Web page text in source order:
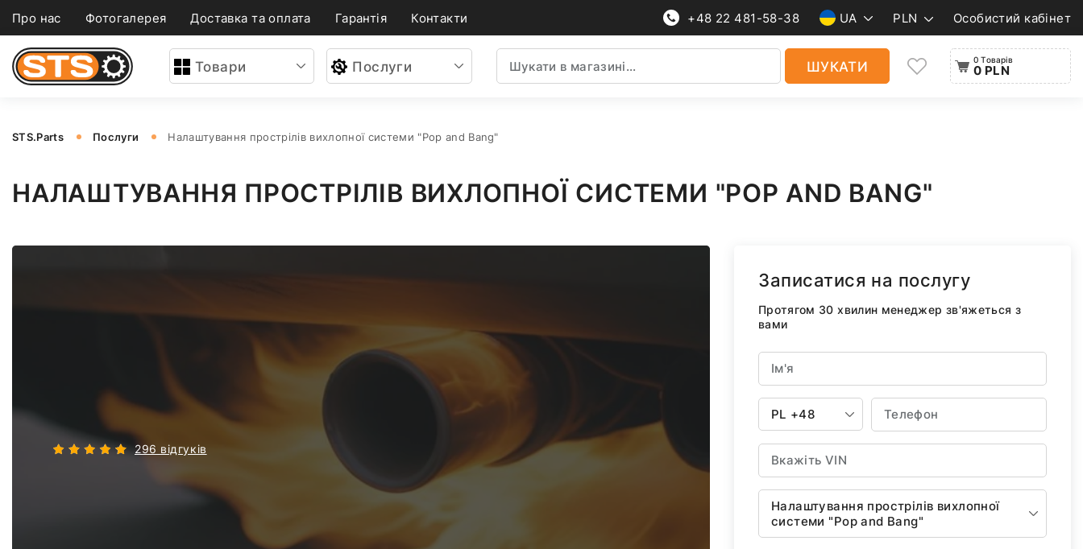
Про нас Фотогалерея Доставка та оплата Гарантія Контакти +48 22 481-58-38 UA PLN Особистий кабінет
Товари Послуги ШУКАТИ 0 Товарів
0 PLN
STS.Parts Послуги Налаштування прострілів вихлопної системи "Pop and Bang"
НАЛАШТУВАННЯ ПРОСТРІЛІВ ВИХЛОПНОЇ СИСТЕМИ "POP AND BANG"
296 відгуків
Записатися на послугу
Протягом 30 хвилин менеджер зв'яжеться з
вами
PL +48
Налаштування прострілів вихлопної
системи "Pop and Bang"